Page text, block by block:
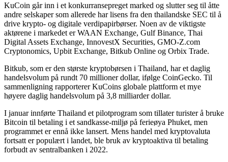
KuCoin går inn i et konkurransepreget marked og slutter seg til åtte
andre selskaper som allerede har lisens fra den thailandske SEC til å
drive krypto- og digitale verdipapirbørser. Noen av de viktigste
aktørene i markedet er WAAN Exchange, Gulf Binance, Thai
Digital Assets Exchange, InnovestX Securities, GMO-Z.com
Cryptonomics, Upbit Exchange, Bitkub Online og Orbix Trade.
Bitkub, som er den største kryptobørsen i Thailand, har et daglig
handelsvolum på rundt 70 millioner dollar, ifølge CoinGecko. Til
sammenligning rapporterer KuCoins globale plattform et mye
høyere daglig handelsvolum på 3,8 milliarder dollar.
I januar innførte Thailand et pilotprogram som tillater turister å bruke
Bitcoin til betaling i et sandkasse-miljø på ferieøya Phuket, men
programmet er ennå ikke lansert. Mens handel med kryptovaluta
fortsatt er populært i landet, ble bruk av kryptoaktiva til betaling
forbudt av sentralbanken i 2022.